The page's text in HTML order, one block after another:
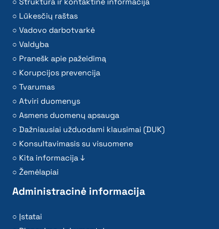
Lūkesčių raštas
Vadovo darbotvarkė
Valdyba
Pranešk apie pažeidimą
Korupcijos prevencija
Tvarumas
Atviri duomenys
Asmens duomenų apsauga
Dažniausiai užduodami klausimai (DUK)
Konsultavimasis su visuomene
Kita informacija ↓
Žemėlapiai
Administracinė informacija
Įstatai